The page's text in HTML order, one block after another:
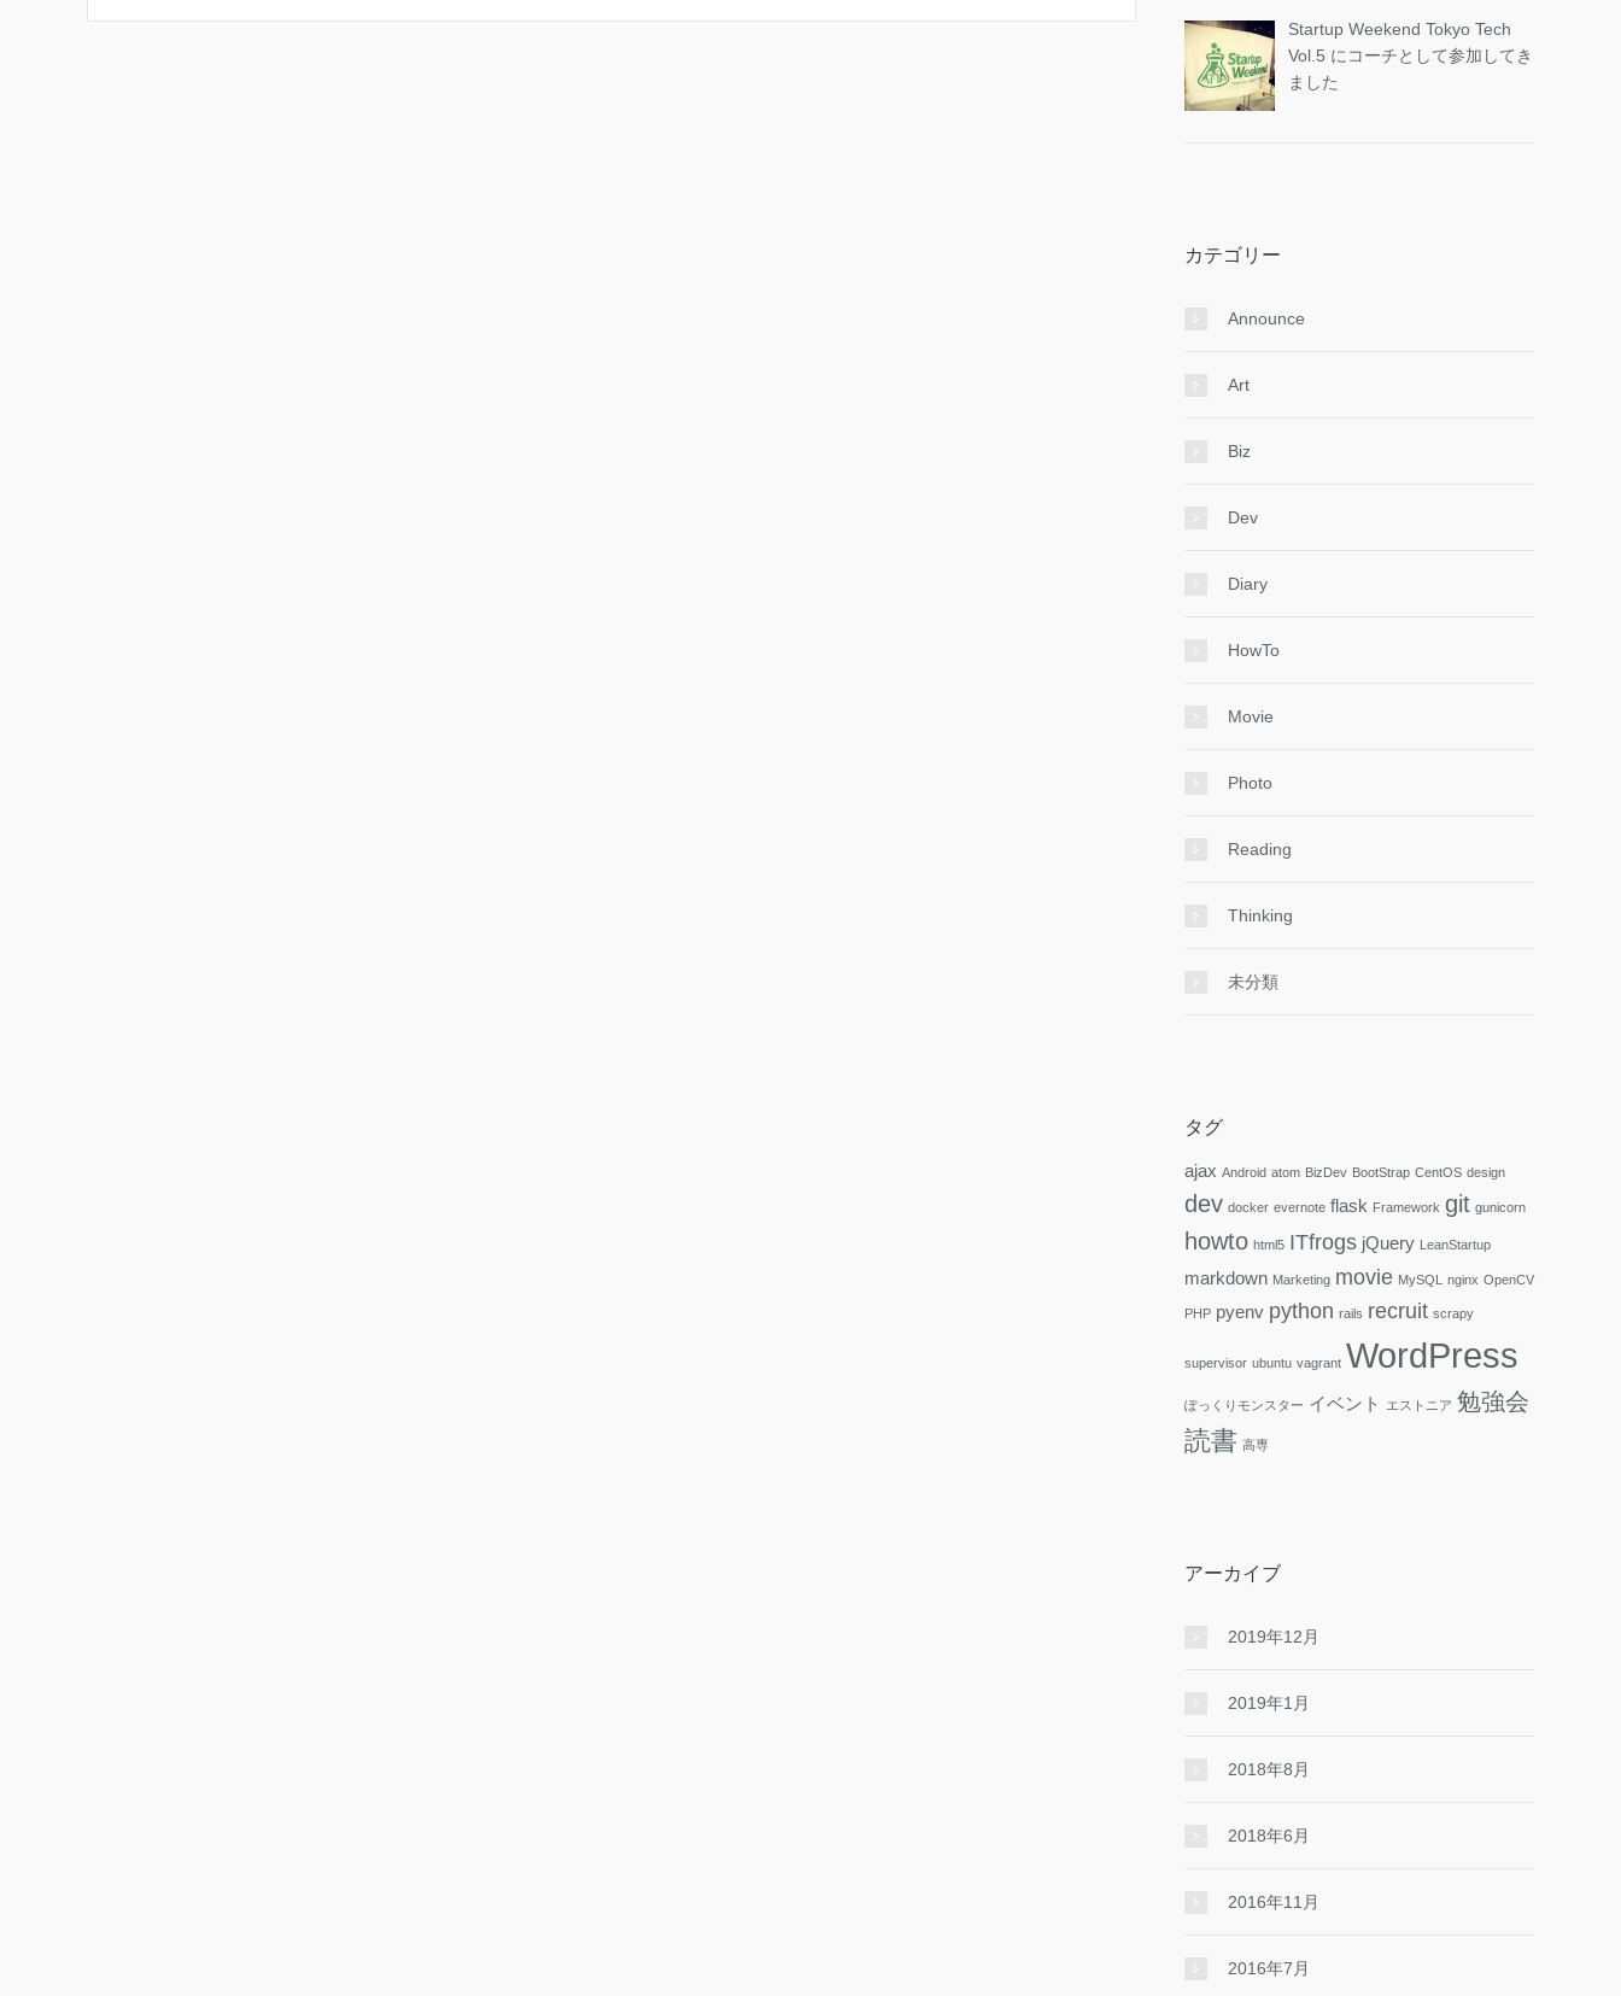
Startup Weekend Tokyo Tech
Vol.5 にコーチとして参加してき
ました
カテゴリー
Announce
Art
Biz
Dev
Diary
HowTo
Movie
Photo
Reading
Thinking
未分類
タグ
ajax Android atom BizDev BootStrap CentOS design
dev docker evernote flask Framework git gunicorn
howto html5 ITfrogs jQuery LeanStartup
markdown Marketing movie MySQL nginx OpenCV
PHP pyenv python rails recruit scrapy
supervisor ubuntu vagrant WordPress
ぽっくりモンスター イベント エストニア 勉強会
読書 高専
アーカイブ
2019年12月
2019年1月
2018年8月
2018年6月
2016年11月
2016年7月